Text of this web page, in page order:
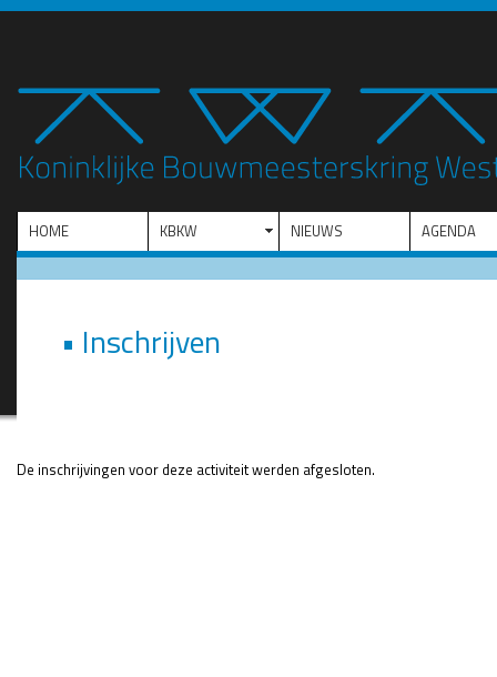
HOME KBKW NIEUWS AGENDA
• Inschrijven
De inschrijvingen voor deze activiteit werden afgesloten.